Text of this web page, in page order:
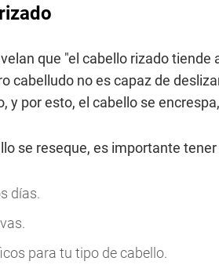
que "el cabello rizado tiende
cabelludo no es capaz de
y por esto, el cabello se
se reseque, es importante
días.
para tu tipo de cabello.